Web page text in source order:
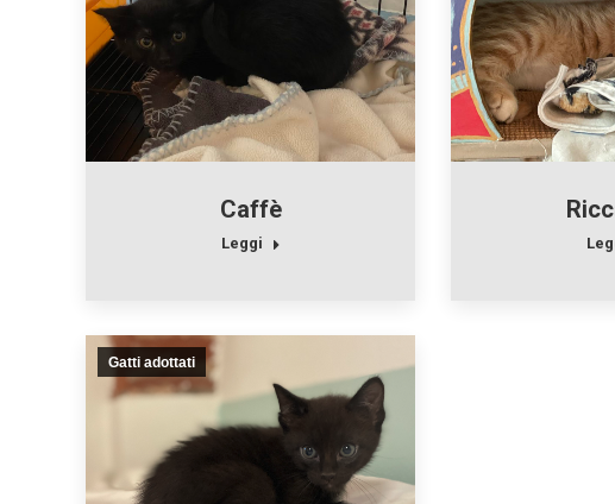
Caffè
Leggi
Gatti adottati